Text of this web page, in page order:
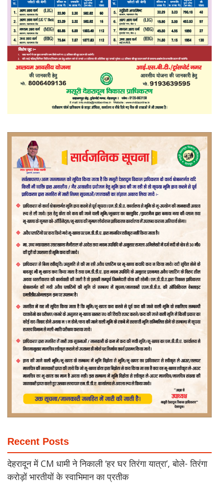
Recent Posts
देहरादून में CM धामी ने निकाली ‘हर घर तिरंगा यात्रा’, बोले- तिरंगा
करोड़ों भारतीयों के स्वाभिमान का प्रतीक